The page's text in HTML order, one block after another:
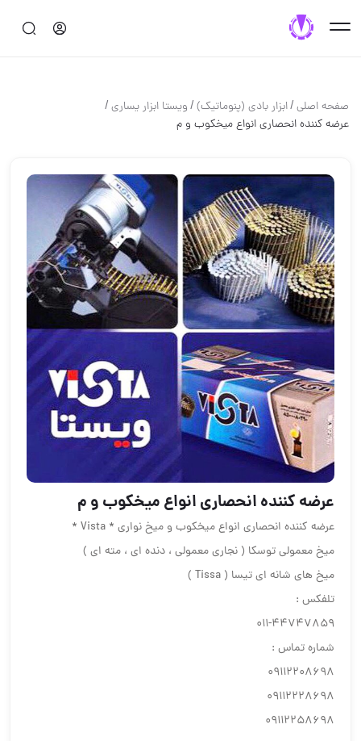
صفحه اصلی/ابزار بادي (پنوماتيك)/ويستا ابزار يسارى/
عرضه كننده انحصارى انواع ميخكوب و م
عرضه كننده انحصارى انواع ميخكوب و م
عرضه كننده انحصارى انواع ميخكوب و ميخ نوارى * Vista *
ميخ معمولى توسكا ( نجارى معمولى ، دنده اى ، مته اى )
ميخ هاى شانه اى تيسا ( Tissa )
تلفكس :
٤٤٧٤٧٨٥٩-٠١١
شماره تماس :
٠٩١١٢٢٠٨٦٩٨
٠٩١١٢٢٢٨٦٩٨
٠٩١١٢٢٥٨٦٩٨